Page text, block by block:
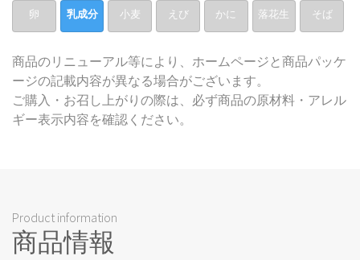
卵 乳成分 小麦 えび かに 落花生 そば
商品のリニューアル等により、ホームページと商品パッケ
ージの記載内容が異なる場合がございます。
ご購入・お召し上がりの際は、必ず商品の原材料・アレル
ギー表示内容を確認ください。
Product information
商品情報